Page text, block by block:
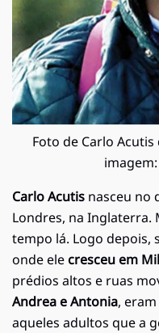
Foto de Carlo
imagem:
Carlo Acutis nasceu no
Londres, na Inglaterra.
tempo lá. Logo depois,
onde elecresceu em
prédios altos e ruas
Andrea e Antonia,
aqueles adultos que a